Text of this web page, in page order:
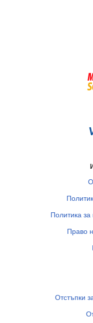
Политика за
Право
Отстъпки